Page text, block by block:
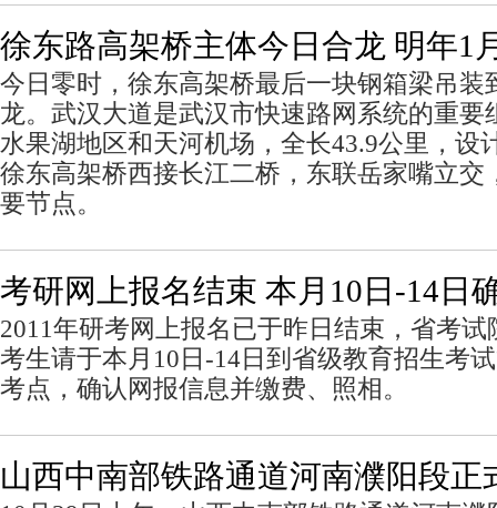
徐东路高架桥主体今日合龙 明年1
今日零时，徐东高架桥最后一块钢箱梁吊装
龙。武汉大道是武汉市快速路网系统的重要
水果湖地区和天河机场，全长43.9公里，设
徐东高架桥西接长江二桥，东联岳家嘴立交
要节点。
考研网上报名结束 本月10日-14日
2011年研考网上报名已于昨日结束，省考
考生请于本月10日-14日到省级教育招生考
考点，确认网报信息并缴费、照相。
山西中南部铁路通道河南濮阳段正